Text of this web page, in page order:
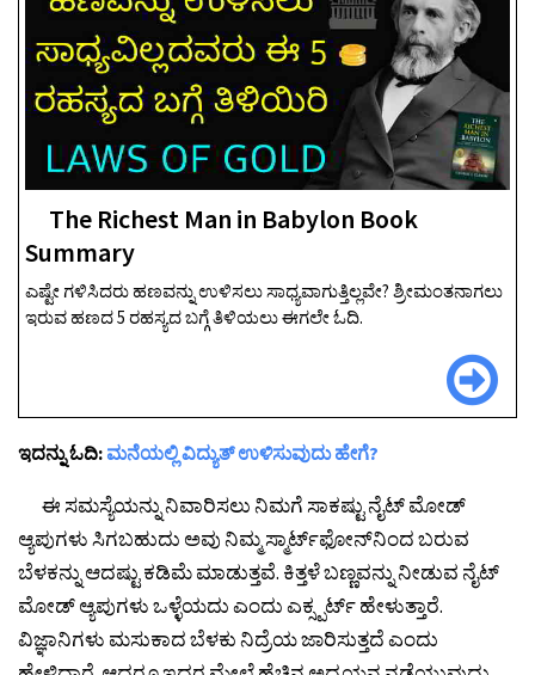
The Richest Man in Babylon Book
Summary
ಎಷ್ಟೇ ಗಳಿಸಿದರು ಹಣವನ್ನು ಉಳಿಸಲು ಸಾಧ್ಯವಾಗುತ್ತಿಲ್ಲವೇ? ಶ್ರೀಮಂತನಾಗಲು
ಇರುವ ಹಣದ 5 ರಹಸ್ಯದ ಬಗ್ಗೆ ತಿಳಿಯಲು ಈಗಲೇ ಓದಿ.
ಇದನ್ನು ಓದಿ: ಮನೆಯಲ್ಲಿ ವಿದ್ಯುತ್ ಉಳಿಸುವುದು ಹೇಗೆ?
ಈ ಸಮಸ್ಯೆಯನ್ನು ನಿವಾರಿಸಲು ನಿಮಗೆ ಸಾಕಷ್ಟು ನೈಟ್ ಮೋಡ್
ಆ್ಯಪುಗಳು ಸಿಗಬಹುದು ಅವು ನಿಮ್ಮ ಸ್ಮಾರ್ಟ್‌ಫೋನ್‍ನಿಂದ ಬರುವ
ಬೆಳಕನ್ನು ಆದಷ್ಟು ಕಡಿಮೆ ಮಾಡುತ್ತವೆ. ಕಿತ್ತಳೆ ಬಣ್ಣವನ್ನು ನೀಡುವ ನೈಟ್
ಮೋಡ್ ಆ್ಯಪುಗಳು ಒಳ್ಳೆಯದು ಎಂದು ಎಕ್ಸ್ಪರ್ಟ್ ಹೇಳುತ್ತಾರೆ.
ವಿಜ್ಞಾನಿಗಳು ಮಸುಕಾದ ಬೆಳಕು ನಿದ್ರೆಯ ಜಾರಿಸುತ್ತದೆ ಎಂದು